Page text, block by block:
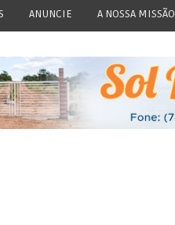
ANUNCIE A NOSSA MISSÃO